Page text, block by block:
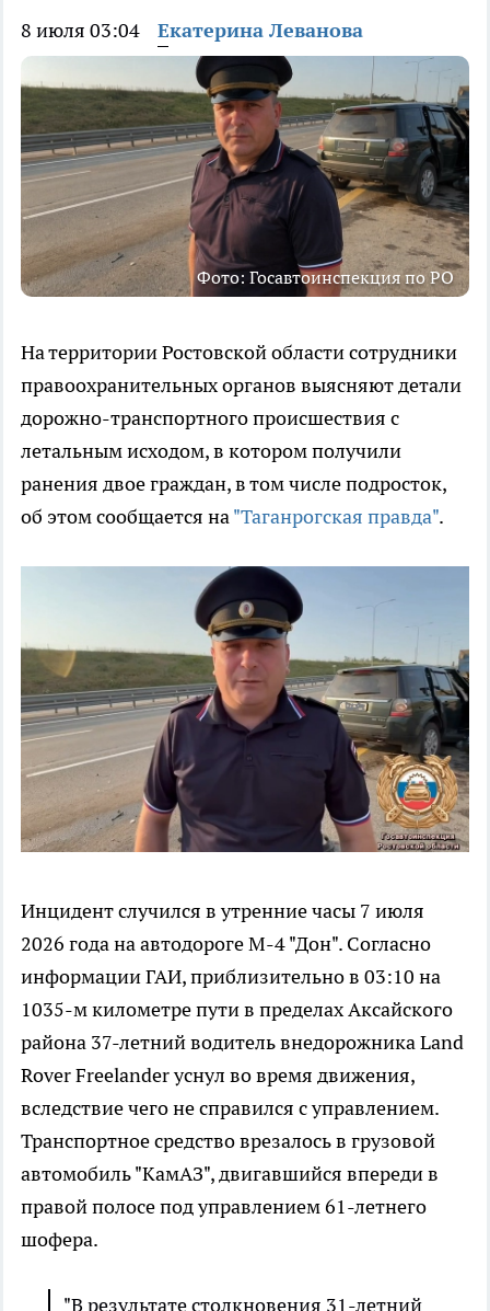
8 июля 03:04 Екатерина Леванова
Фото: Госавтоинспекция по РО
На территории Ростовской области сотрудники
правоохранительных органов выясняют детали
дорожно-транспортного происшествия с
летальным исходом, в котором получили
ранения двое граждан, в том числе подросток,
об этом сообщается на"Таганрогская правда".
Инцидент случился в утренние часы 7 июля
2026 года на автодороге М-4 "Дон". Согласно
информации ГАИ, приблизительно в 03:10 на
1035-м километре пути в пределах Аксайского
района 37-летний водитель внедорожника Land
Rover Freelander уснул во время движения,
вследствие чего не справился с управлением.
Транспортное средство врезалось в грузовой
автомобиль "КамАЗ", двигавшийся впереди в
правой полосе под управлением 61-летнего
шофера.
"В результате столкновения 31-летний